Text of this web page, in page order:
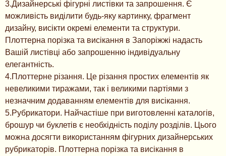
3.Дизайнерські фігурні листівки та запрошення. Є
можливість виділити будь-яку картинку, фрагмент
дизайну, висікти окремі елементи та структури.
Плоттерна порізка та висікання в Запоріжжі надасть
Вашій листівці або запрошенню індивідуальну
елегантність.
4.Плоттерне різання. Це різання простих елементів як
невеликими тиражами, так і великими партіями з
незначним додаванням елементів для висікання.
5.Рубрикатори. Найчастіше при виготовленні каталогів,
брошур чи буклетів є необхідність поділу розділів. Цього
можна досягти використанням фігурних дизайнерських
рубрикаторів. Плоттерна порізка та висікання в